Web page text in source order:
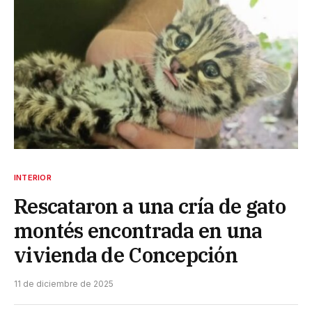
INTERIOR
Rescataron a una cría de gato
montés encontrada en una
vivienda de Concepción
11 de diciembre de 2025